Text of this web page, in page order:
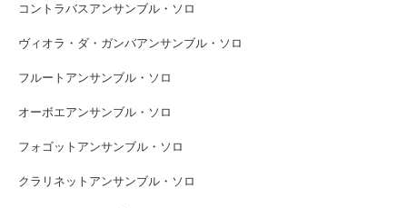
コントラバスアンサンブル・ソロ
ヴィオラ・ダ・ガンバアンサンブル・ソロ
フルートアンサンブル・ソロ
オーボエアンサンブル・ソロ
フォゴットアンサンブル・ソロ
クラリネットアンサンブル・ソロ